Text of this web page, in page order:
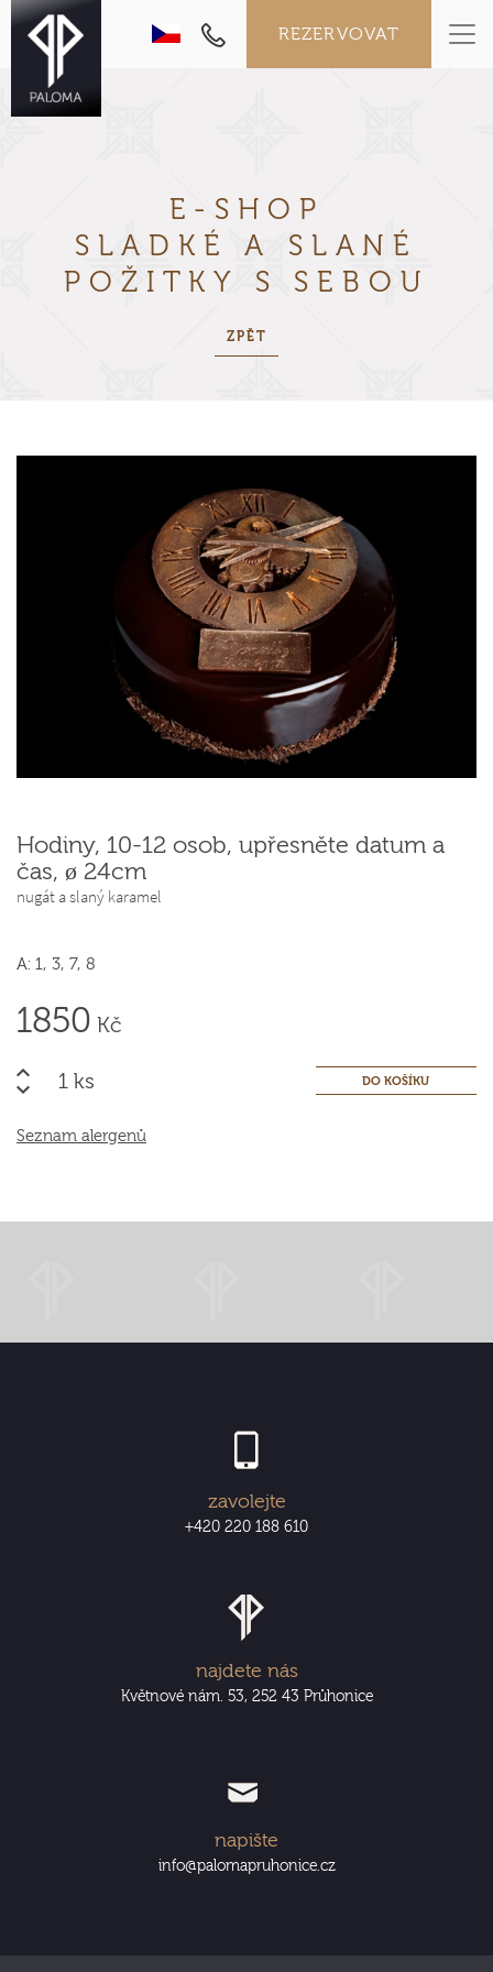
REZERVOVAT
E-SHOP
SLADKÉ A SLANÉ
POŽITKY S SEBOU
ZPĚT
Hodiny, 10-12 osob, upřesněte datum a
čas, ø 24cm
nugát a slaný karamel
A: 1, 3, 7, 8
1850 Kč
ks
Seznam alergenů
zavolejte
+420 220 188 610
najdete nás
Květnové nám. 53, 252 43 Průhonice
napište
info@palomapruhonice.cz